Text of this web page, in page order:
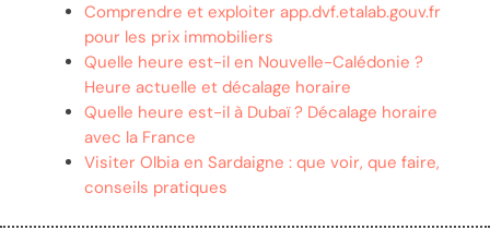
Comprendre et exploiter app.dvf.etalab.gouv.fr
pour les prix immobiliers
Quelle heure est-il en Nouvelle-Calédonie ?
Heure actuelle et décalage horaire
Quelle heure est-il à Dubaï ? Décalage horaire
avec la France
Visiter Olbia en Sardaigne : que voir, que faire,
conseils pratiques